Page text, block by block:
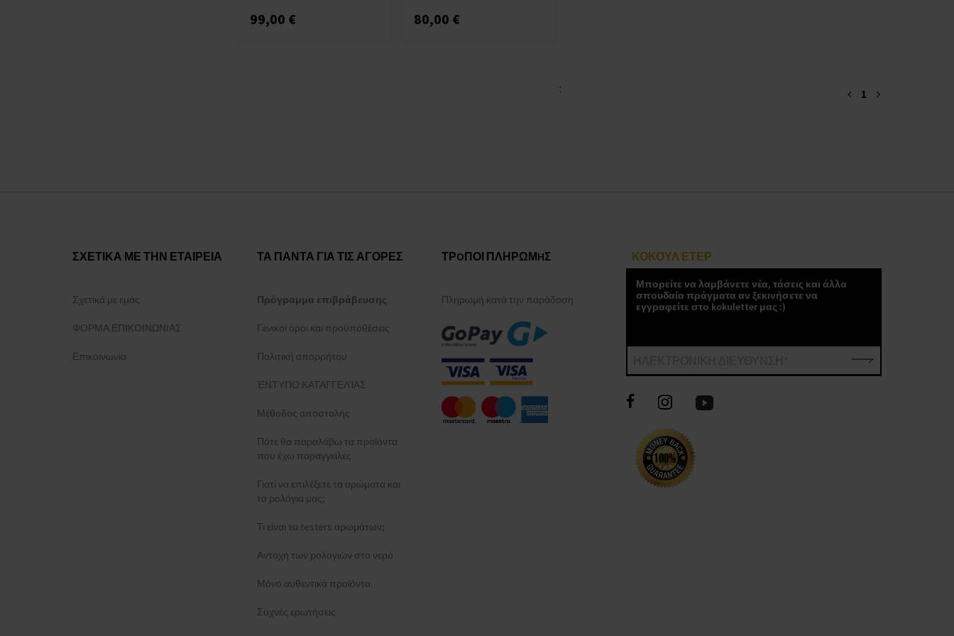
99,00 € 80,00 €
: 1
ΣΧΕΤΙΚΑ ΜΕ ΤΗΝ ΕΤΑΙΡΕΙΑ
Σχετικά με εμάς
ΦΟΡΜΑ ΕΠΙΚΟΙΝΩΝΙΑΣ
Επικοινωνία
ΤΑ ΠΑΝΤΑ ΓΙΑ ΤΙΣ ΑΓΟΡΕΣ
Πρόγραμμα επιβράβευσης
Γενικοί όροι και προϋποθέσεις
Πολιτική απορρήτου
ΈΝΤΥΠΟ ΚΑΤΑΓΓΕΛΊΑΣ
Μέθοδος αποστολής
Πότε θα παραλάβω τα προϊόντα
που έχω παραγγείλει;
Γιατί να επιλέξετε τα αρώματα και
τα ρολόγια μας;
Τι είναι τα testers αρωμάτων;
Αντοχή των ρολογιών στο νερό
Μόνο αυθεντικά προϊόντα
Συχνές ερωτήσεις
ΤΡOΠΟΙ ΠΛΗΡΩΜHΣ
Πληρωμή κατά την παράδοση
ΚΟΚΟΥΛΈΤΕΡ
Μπορείτε να λαμβάνετε νέα, τάσεις και άλλα
σπουδαία πράγματα αν ξεκινήσετε να
εγγραφείτε στο kokuletter μας :)